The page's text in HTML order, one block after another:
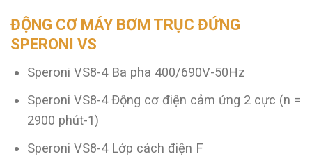
ĐỘNG CƠ MÁY BƠM TRỤC ĐỨNG
SPERONI VS
Speroni VS8-4 Ba pha 400/690V-50Hz
Speroni VS8-4 Động cơ điện cảm ứng 2 cực (n =
2900 phút-1)
Speroni VS8-4 Lớp cách điện F